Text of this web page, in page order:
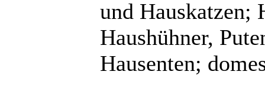
und Hauskatzen;
Haushühner,
Hausenten;